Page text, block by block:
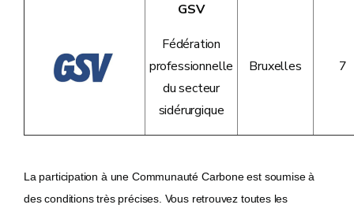
GSV
Fédération
professionnelle
du secteur
sidérurgique
Bruxelles 7
La participation à une Communauté Carbone est soumise à
des conditions très précises. Vous retrouvez toutes les